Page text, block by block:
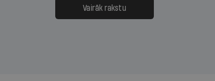
jau trīs dienas
sapulces
atbalsts un drosme
meteovērojumus arī tad,
Vairāk rakstu